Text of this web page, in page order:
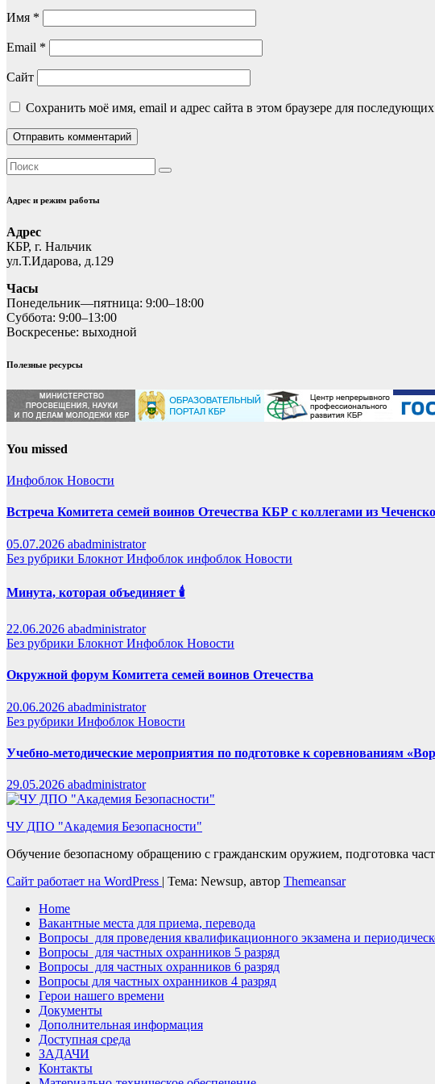
Имя *
Email *
Сайт
Сохранить моё имя, email и адрес сайта в этом браузере для
Адрес и режим работы
Адрес
КБР, г. Нальчик
ул.Т.Идарова, д.129
Часы
Понедельник—пятница: 9:00–18:00
Суббота: 9:00–13:00
Воскресенье: выходной
Полезные ресурсы
You missed
Инфоблок Новости
Встреча Комитета семей воинов Отечества КБР с коллегами из
05.07.2026 abadministrator
Без рубрики Блокнот Инфоблок инфоблок Новости
Минута, которая объединяет 🕯️
22.06.2026 abadministrator
Без рубрики Блокнот Инфоблок Новости
Окружной форум Комитета семей воинов Отечества
20.06.2026 abadministrator
Без рубрики Инфоблок Новости
Учебно-методические мероприятия по подготовке к соревнованиям
29.05.2026 abadministrator
ЧУ ДПО "Академия Безопасности"
Обучение безопасному обращению с гражданским оружием, подготовка
Сайт работает на WordPress | Тема: Newsup, автор Themeansar
Home
Вакантные места для приема, перевода
Вопросы для проведения квалификационного экзамена и
Вопросы для частных охранников 5 разряд
Вопросы для частных охранников 6 разряд
Вопросы для частных охранников 4 разряд
Герои нашего времени
Документы
Дополнительная информация
Доступная среда
ЗАДАЧИ
Контакты